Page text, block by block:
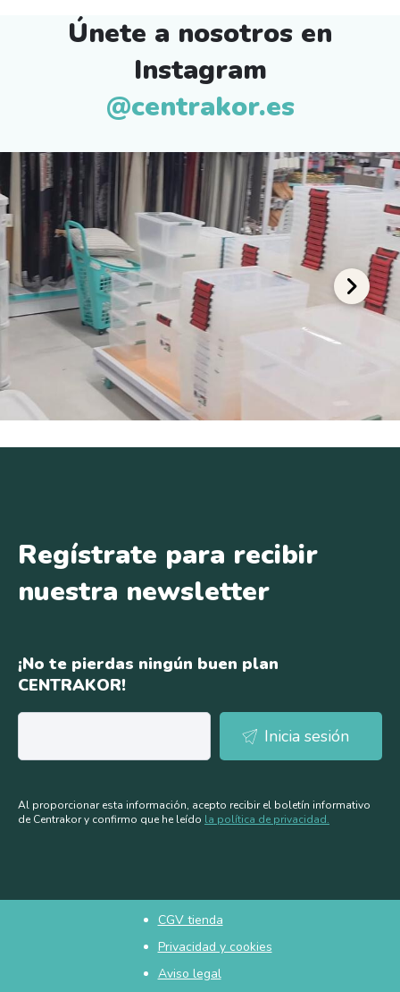
Únete a nosotros en
Instagram
@centrakor.es
Regístrate para recibir
nuestra newsletter
¡No te pierdas ningún buen plan
CENTRAKOR!
Al proporcionar esta información, acepto recibir el boletín informativo
de Centrakor y confirmo que he leído la política de privacidad.
Pied
CGV tienda
Privacidad y cookies
Aviso legal